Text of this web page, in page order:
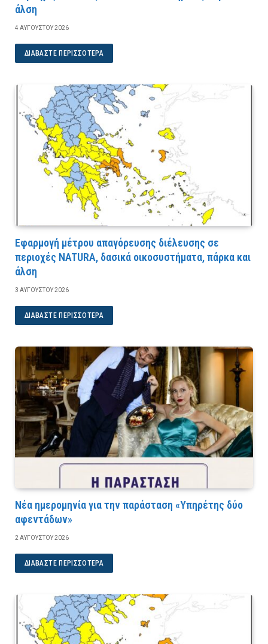
άλση
4 ΑΥΓΟΎΣΤΟΥ 2026
ΔΙΑΒΆΣΤΕ ΠΕΡΙΣΣΌΤΕΡΑ
Εφαρμογή μέτρου απαγόρευσης διέλευσης σε
περιοχές NATURA, δασικά οικοσυστήματα, πάρκα και
άλση
3 ΑΥΓΟΎΣΤΟΥ 2026
ΔΙΑΒΆΣΤΕ ΠΕΡΙΣΣΌΤΕΡΑ
Νέα ημερομηνία για την παράσταση «Υπηρέτης δύο
αφεντάδων»
2 ΑΥΓΟΎΣΤΟΥ 2026
ΔΙΑΒΆΣΤΕ ΠΕΡΙΣΣΌΤΕΡΑ